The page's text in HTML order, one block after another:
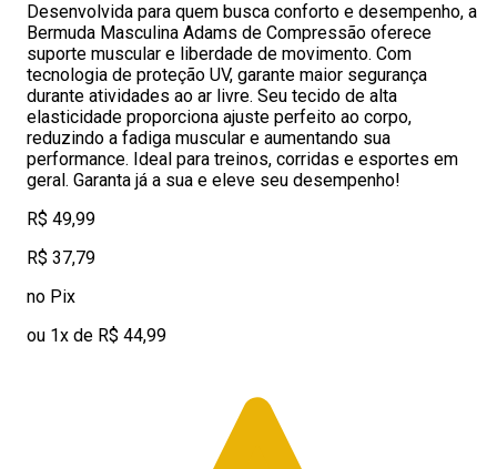
Desenvolvida para quem busca conforto e desempenho, a
Bermuda Masculina Adams de Compressão oferece
suporte muscular e liberdade de movimento. Com
tecnologia de proteção UV, garante maior segurança
durante atividades ao ar livre. Seu tecido de alta
elasticidade proporciona ajuste perfeito ao corpo,
reduzindo a fadiga muscular e aumentando sua
performance. Ideal para treinos, corridas e esportes em
geral. Garanta já a sua e eleve seu desempenho!
R$ 49,99
R$ 37,79
no Pix
ou 1x de R$ 44,99